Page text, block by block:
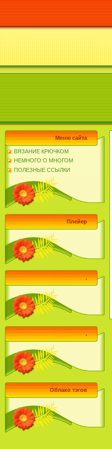
Меню сайта
ВЯЗАНИЕ КРЮЧКОМ
НЕМНОГО О МНОГОМ
ПОЛЕЗНЫЕ ССЫЛКИ
Плейер
.
.
Облако тэгов